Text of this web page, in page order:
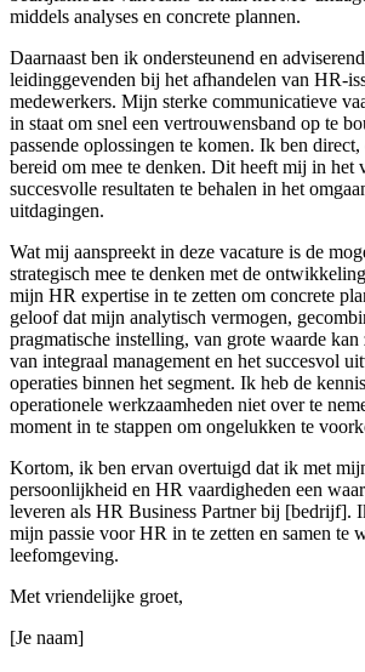
middels analyses en concrete plannen.
Daarnaast ben ik ondersteunend en
leidinggevenden bij het afhandelen van HR-
medewerkers. Mijn sterke communicatieve
in staat om snel een vertrouwensband op te
passende oplossingen te komen. Ik ben
bereid om mee te denken. Dit heeft mij in het
succesvolle resultaten te behalen in het
uitdagingen.
Wat mij aanspreekt in deze vacature is de
strategisch mee te denken met de
mijn HR expertise in te zetten om concrete
geloof dat mijn analytisch vermogen,
pragmatische instelling, van grote waarde
van integraal management en het succesvol
operaties binnen het segment. Ik heb de
operationele werkzaamheden niet over te
moment in te stappen om ongelukken te
Kortom, ik ben ervan overtuigd dat ik met
persoonlijkheid en HR vaardigheden een
leveren als HR Business Partner bij [bedrijf].
mijn passie voor HR in te zetten en samen te
leefomgeving.
Met vriendelijke groet,
[Je naam]